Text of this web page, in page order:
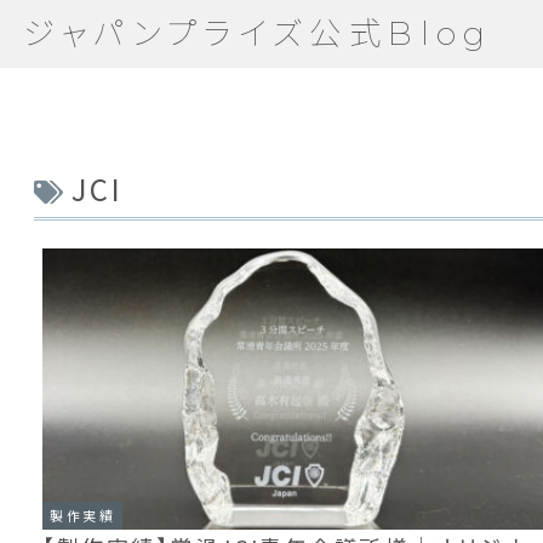
ジャパンプライズ公式Blog
JCI
製作実績